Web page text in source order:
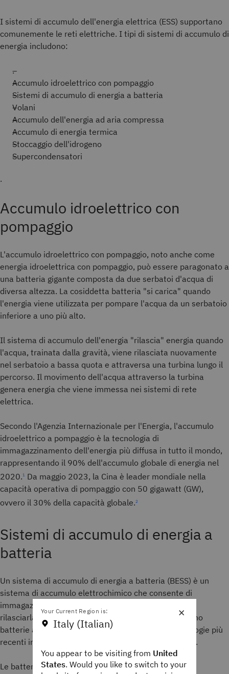
I sistemi di accumulo dell'energia elettrica (ESS) supportano
comunemente le reti elettriche. I tipi di sistemi di accumulo di
energia includono:
.
Accumulo idroelettrico con pompaggio
Sistemi di accumulo di energia a batteria
Volani
Accumulo dell'energia ad aria compressa
Accumulo di energia termica
Stoccaggio dell'idrogeno
Supercondensatori
.
Accumulo idroelettrico con
pompaggio
L'accumulo idroelettrico con pompaggio, noto anche come
energia idroelettrica con pompaggio, può essere paragonato a
una batteria gigante composta da due serbatoi d'acqua di
diversa altezza. La cosiddetta batteria "si carica" quando
l'energia viene utilizzata per pompare l'acqua da un serbatoio
inferiore a uno più alto.
Il sistema di accumulo dell'energia "rilascia" energia quando
l'acqua, trainata dalla gravità, viene rilasciata nuovamente
nel serbatoio a bassa quota e attraversa una turbina lungo il
percorso. Il movimento dell'acqua attraverso la turbina
genera energia che viene immessa nei sistemi di rete
elettrica.
Secondo l'Agenzia Internazionale per l'Energia, l'accumulo
idroelettrico a pompaggio è la tecnologia di
immagazzinamento dell'energia più diffusa in tutto il mondo,
rappresentando il 90% dell'accumulo globale di energia nel
2020.1 Da maggio 2023, la Cina è leader mondiale nella
capacità operativa di pompaggio con 50 gigawatt (GW),
ovvero il 30% della capacità globale.2
Sistemi di accumulo di energia a
batteria
Un sistema di accumulo di energia a batteria (BESS) è un
sistema di accumulo elettrochimico che consente di
immagazzinare l'elettricità come energia chimica e di
rilasciarla quando è necessaria. I tipi comuni includono
batterie al piombo e agli ioni di litio, mentre le tecnologie più
recenti includono batterie allo stato solido o di flusso.
Le batterie agli ioni di litio attualmente detengono la
×
Your Current Region is:
Italy (Italian)
You appear to be visiting from United
States. Would you like to switch to your